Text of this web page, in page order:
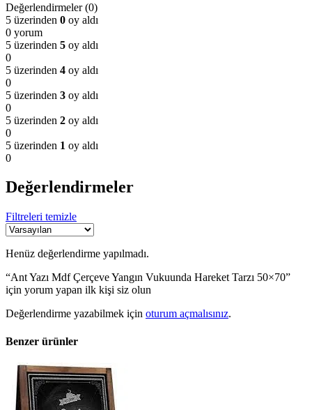
Değerlendirmeler (0)
5 üzerinden 0 oy aldı
0 yorum
5 üzerinden 5 oy aldı
0
5 üzerinden 4 oy aldı
0
5 üzerinden 3 oy aldı
0
5 üzerinden 2 oy aldı
0
5 üzerinden 1 oy aldı
0
Değerlendirmeler
Filtreleri temizle
Henüz değerlendirme yapılmadı.
“Ant Yazı Mdf Çerçeve Yangın Vukuunda Hareket Tarzı 50×70”
için yorum yapan ilk kişi siz olun
Değerlendirme yazabilmek için oturum açmalısınız.
Benzer ürünler